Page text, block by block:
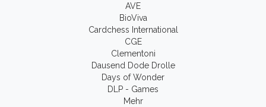
AVE
BioViva
Cardchess International
CGE
Clementoni
Dausend Dode Drolle
Days of Wonder
DLP - Games
Mehr